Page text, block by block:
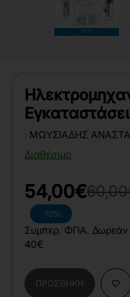
Διαθέσιμο
: ΜΩΥΣΙΆΔΗΣ
-10%
54,00€
Συμπερ. ΦΠΑ. Δωρεάν
40€
ΠΡΟΣΘΉΚΗ